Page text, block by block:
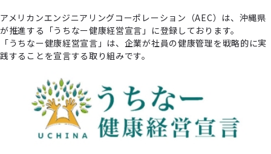
アメリカンエンジニアリングコーポレーション（AEC）は、沖縄県
が推進する「うちなー健康経営宣言」に登録しております。
「うちなー健康経営宣言」は、企業が社員の健康管理を戦略的に実
践することを宣言する取り組みです。